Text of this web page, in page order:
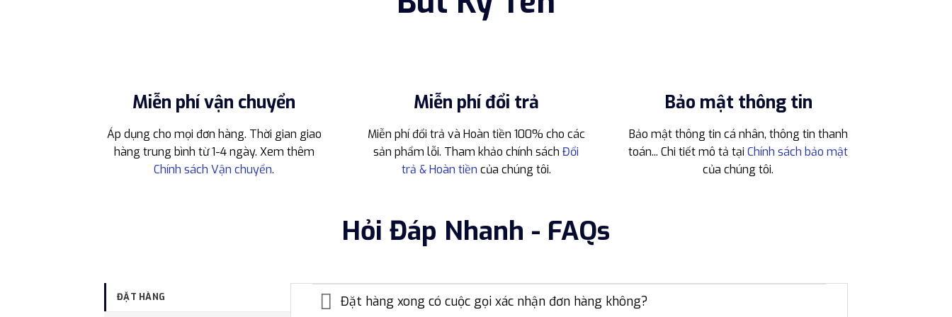
Miễn phí vận chuyển
Áp dụng cho mọi đơn hàng. Thời gian giao
hàng trung bình từ 1-4 ngày. Xem thêm
Chính sách Vận chuyển.
Miễn phí đổi trả
Miễn phí đổi trả và Hoàn tiền 100% cho các
sản phẩm lỗi. Tham khảo chính sách Đổi
trả & Hoàn tiền của chúng tôi.
Bảo mật thông tin
Bảo mật thông tin cá nhân, thông tin thanh
toán... Chi tiết mô tả tại Chính sách bảo mật
của chúng tôi.
Hỏi Đáp Nhanh - FAQs
ĐẶT HÀNG Đặt hàng xong có cuộc gọi xác nhận đơn hàng không?